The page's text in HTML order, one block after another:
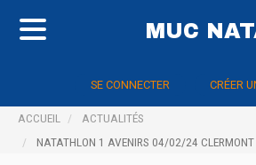
MUC
SE CONNECTER CRÉER
ACCUEIL
ACTUALITÉS
NATATHLON 1 AVENIRS 04/02/24 CLERMONT